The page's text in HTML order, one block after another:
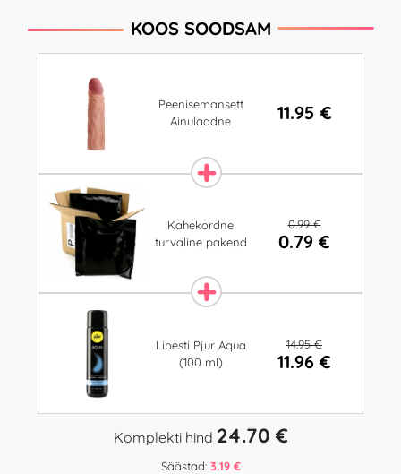
KOOS SOODSAM
Peenisemansett
Ainulaadne
11.95 €
Kahekordne
turvaline pakend
0.99 €
0.79 €
Libesti Pjur Aqua
(100 ml)
14.95 €
11.96 €
Komplekti hind 24.70 €
Säästad: 3.19 €